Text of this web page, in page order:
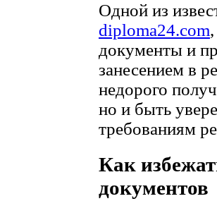
Одной из
diploma24.com
документы и
занесением в
недорого
но и быть
требованиям
Как
документов